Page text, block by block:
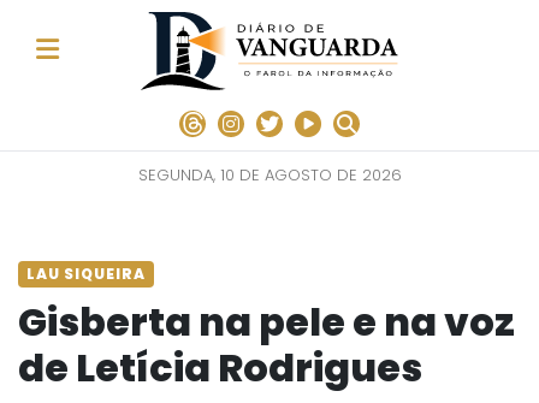
SEGUNDA, 10 DE AGOSTO DE 2026
LAU SIQUEIRA
Gisberta na pele e na voz
de Letícia Rodrigues